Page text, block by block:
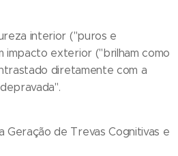
interior ("puros e
impacto exterior ("brilham como
diretamente com a
Geração de Trevas Cognitivas e